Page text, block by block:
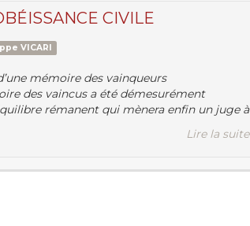
CIVILE
VICARI
mémoire des vainqueurs
des vaincus a été démesurément
rémanent qui mènera enfin un juge à
Lire la suite